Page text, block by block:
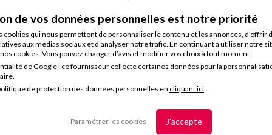
de vos données personnelles est notre priorité
cookies qui nous permettent de personnaliser le contenu et les annonces, d'offrir
aux médias sociaux et d'analyser notre trafic. En continuant à utiliser notre
cookies. Vous pouvez changer d’avis et modifier vos choix à tout moment.
de Google: ce fournisseur collecte certaines données pour la
de protection des données personnelles en cliquant ici.
Paramétrer les cookies J'accepte